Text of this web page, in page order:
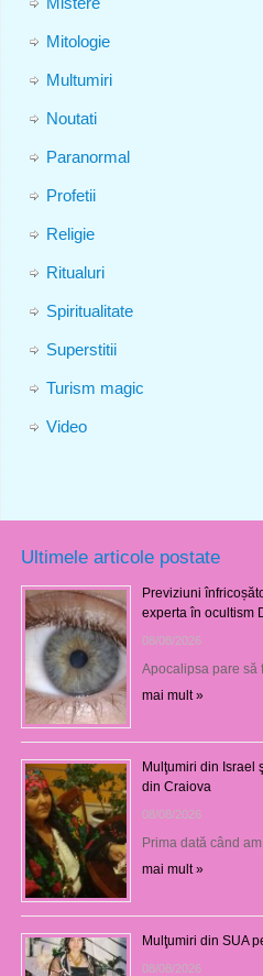
Mitologie
Multumiri
Noutati
Paranormal
Profetii
Religie
Ritualuri
Spiritualitate
Superstitii
Turism magic
Video
Ultimele articole postate
Previziuni
experta în ocultism
08/08/2026
Apocalipsa pare să
mai mult »
Mulţumiri din Israel
din Craiova
08/08/2026
Prima dată când
mai mult »
Mulţumiri din SUA
08/08/2026